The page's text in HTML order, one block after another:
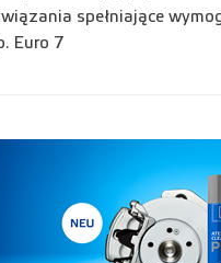
spełniające
Euro 7